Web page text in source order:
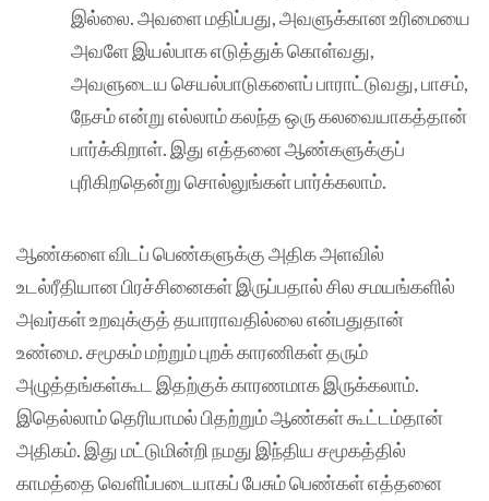
இல்லை. அவளை மதிப்பது, அவளுக்கான உரிமையை
அவளே இயல்பாக எடுத்துக் கொள்வது,
அவளுடைய செயல்பாடுகளைப் பாராட்டுவது, பாசம்,
நேசம் என்று எல்லாம் கலந்த ஒரு கலவையாகத்தான்
பார்க்கிறாள். இது எத்தனை ஆண்களுக்குப்
புரிகிறதென்று சொல்லுங்கள் பார்க்கலாம்.
ஆண்களை விடப் பெண்களுக்கு அதிக அளவில்
உடல்ரீதியான பிரச்சினைகள் இருப்பதால் சில சமயங்களில்
அவர்கள் உறவுக்குத் தயாராவதில்லை என்பதுதான்
உண்மை. சமூகம் மற்றும் புறக் காரணிகள் தரும்
அழுத்தங்கள்கூட இதற்குக் காரணமாக இருக்கலாம்.
இதெல்லாம் தெரியாமல் பிதற்றும் ஆண்கள் கூட்டம்தான்
அதிகம். இது மட்டுமின்றி நமது இந்திய சமூகத்தில்
காமத்தை வெளிப்படையாகப் பேசும் பெண்கள் எத்தனை